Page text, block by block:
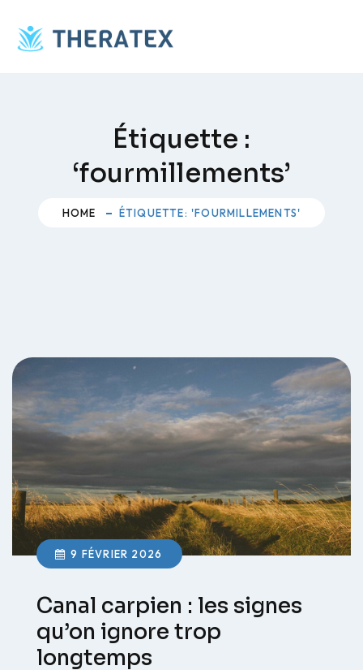
content
Étiquette :
‘fourmillements’
HOME ÉTIQUETTE: 'FOURMILLEMENTS'
9 FÉVRIER 2026
Canal carpien : les signes
qu’on ignore trop
longtemps